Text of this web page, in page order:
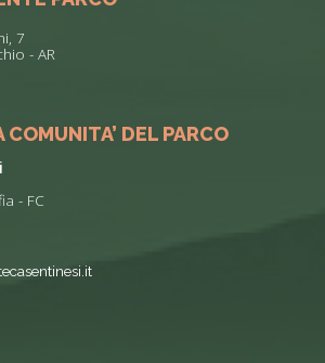
7
- AR
COMUNITA’ DEL PARCO
- FC